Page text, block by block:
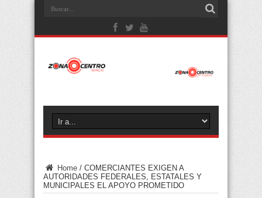
Home / COMERCIANTES EXIGEN A
AUTORIDADES FEDERALES, ESTATALES Y
MUNICIPALES EL APOYO PROMETIDO